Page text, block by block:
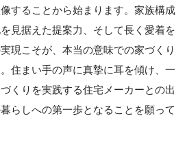
することから始まります。家族構成
見据えた提案力、そして長く愛着を
現こそが、本当の意味での家づくり
住まい手の声に真摯に耳を傾け、一
くりを実践する住宅メーカーとの出
らしへの第一歩となることを願って